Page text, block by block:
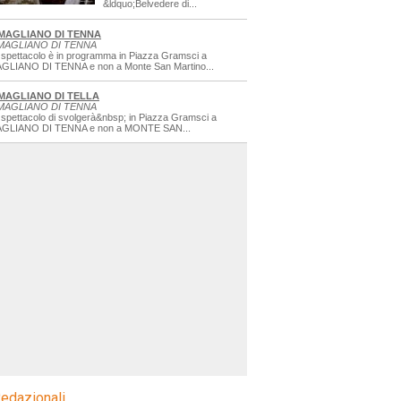
&ldquo;Belvedere di...
DI TENNA
DI TENNA
spettacolo è in programma in Piazza Gramsci a
DI TENNA e non a Monte San Martino...
DI TELLA
DI TENNA
spettacolo di svolgerà&nbsp; in Piazza Gramsci a
DI TENNA e non a MONTE SAN...